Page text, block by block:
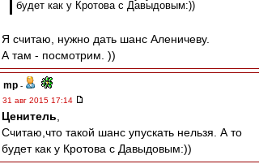
будет как у Кротова с Давыдовым:))
Я считаю, нужно дать шанс Аленичеву.
А там - посмотрим. ))
mp -
31 авг 2015 17:14
Ценитель
Считаю,что такой шанс упускать нельзя. А то
будет как у Кротова с Давыдовым:))